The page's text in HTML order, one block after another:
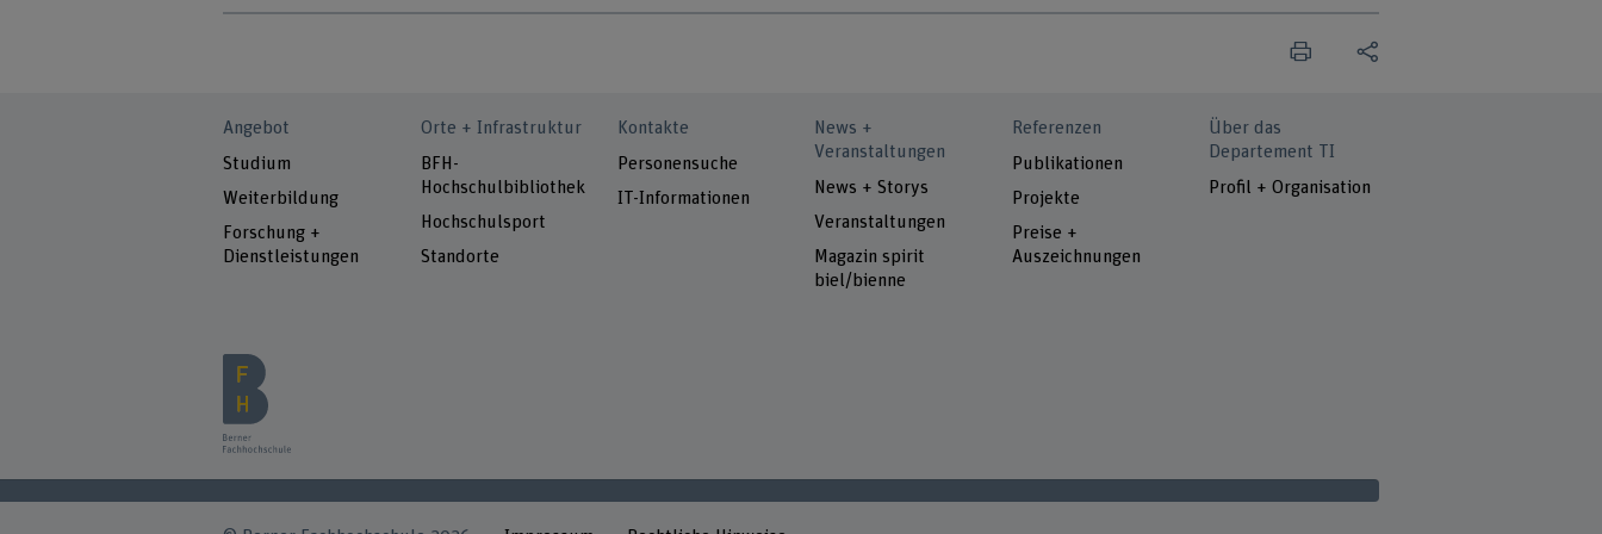
Angebot
Studium
Weiterbildung
Forschung +
Dienstleistungen
Orte + Infrastruktur
BFH-
Hochschulbibliothek
Hochschulsport
Standorte
Kontakte
Personensuche
IT-Informationen
News +
Veranstaltungen
News + Storys
Veranstaltungen
Magazin spirit
biel/bienne
Referenzen
Publikationen
Projekte
Preise +
Auszeichnungen
Über das
Departement TI
Profil + Organisation